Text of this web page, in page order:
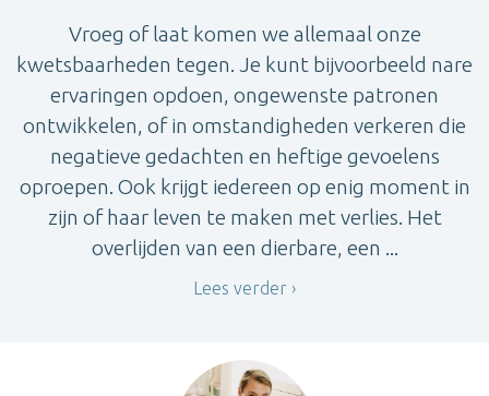
Vroeg of laat komen we allemaal onze
kwetsbaarheden tegen. Je kunt bijvoorbeeld nare
ervaringen opdoen, ongewenste patronen
ontwikkelen, of in omstandigheden verkeren die
negatieve gedachten en heftige gevoelens
oproepen. Ook krijgt iedereen op enig moment in
zijn of haar leven te maken met verlies. Het
overlijden van een dierbare, een ...
Lees verder